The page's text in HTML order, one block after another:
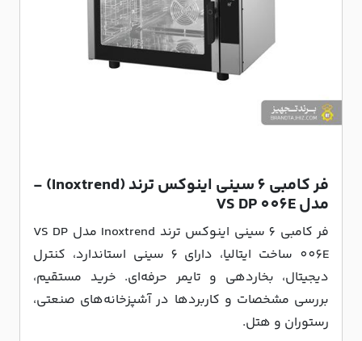
فر کامبی 6 سینی اینوکس ترند (Inoxtrend) -
مدل VS DP 006E
فر کامبی 6 سینی اینوکس ترند Inoxtrend مدل VS DP
006E ساخت ایتالیا، دارای 6 سینی استاندارد، کنترل
دیجیتال، بخاردهی و تایمر حرفه‌ای. خرید مستقیم،
بررسی مشخصات و کاربردها در آشپزخانه‌های صنعتی،
رستوران و هتل.